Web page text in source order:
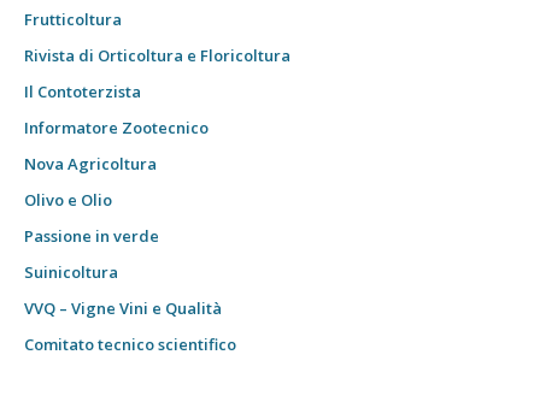
Frutticoltura
Rivista di Orticoltura e Floricoltura
Il Contoterzista
Informatore Zootecnico
Nova Agricoltura
Olivo e Olio
Passione in verde
Suinicoltura
VVQ – Vigne Vini e Qualità
Comitato tecnico scientifico